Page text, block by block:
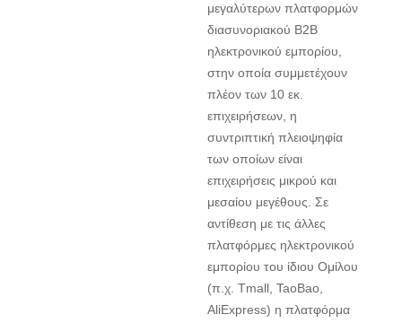
μεγαλύτερων πλατφορμών
διασυνοριακού B2B
ηλεκτρονικού εμπορίου,
στην οποία συμμετέχουν
πλέον των 10 εκ.
επιχειρήσεων, η
συντριπτική πλειοψηφία
των οποίων είναι
επιχειρήσεις μικρού και
μεσαίου μεγέθους. Σε
αντίθεση με τις άλλες
πλατφόρμες ηλεκτρονικού
εμπορίου του ίδιου Ομίλου
(π.χ. Tmall, TaoBao,
AliExpress) η πλατφόρμα